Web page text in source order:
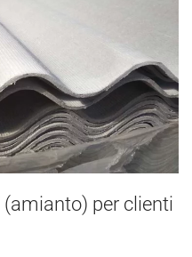
per clienti